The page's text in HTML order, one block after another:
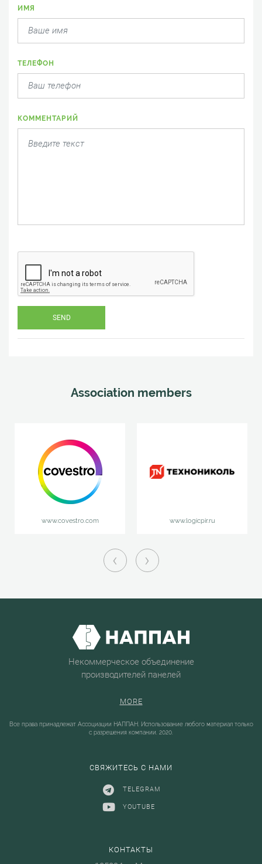
ИМЯ
ТЕЛЕФОН
КОММЕНТАРИЙ
Association members
www.covestro.com www.logicpir.ru
‹ ›
Некоммерческое объединение
производителей панелей
MORE
Все права принадлежат Ассоциации НАППАН. Использование любого материал только
с разрешения компании. 2020.
СВЯЖИТЕСЬ С НАМИ
TELEGRAM
YOUTUBE
КОНТАКТЫ